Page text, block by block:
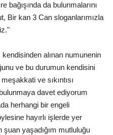
bağışında da bulunmalarını
Bir kan 3 Can sloganlarımızla
kendisinden alınan numunenin
ve bu durumun kendisini
ve sıkıntısı
davet ediyorum
herhangi bir engeli
hayırlı işlerde yer
şuan yaşadığım mutluluğu